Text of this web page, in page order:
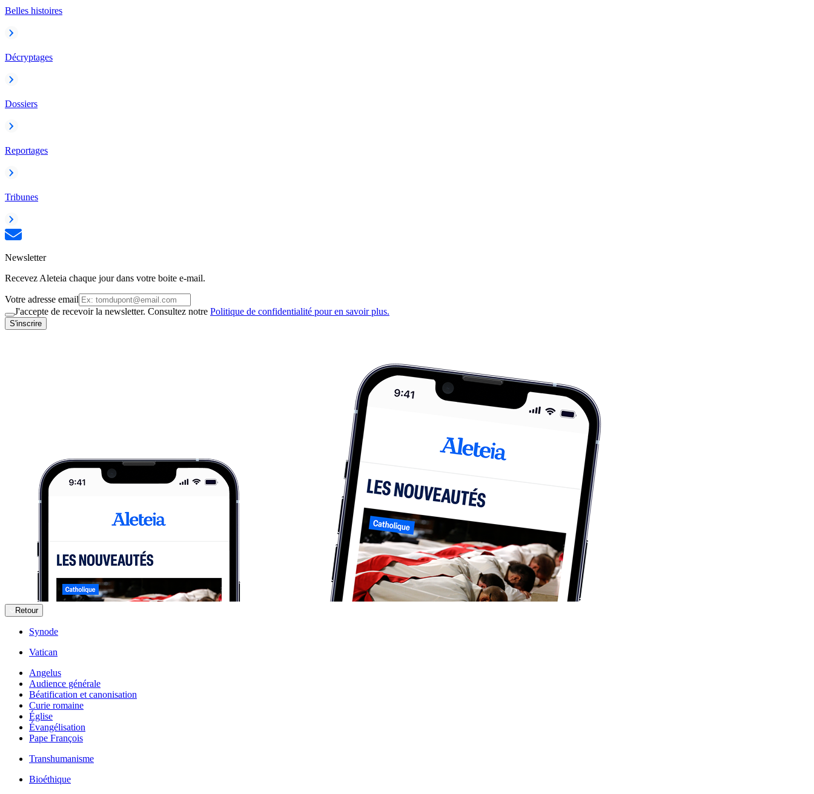
Belles histoires
Décryptages
Dossiers
Reportages
Tribunes
Newsletter
Recevez Aleteia chaque jour dans votre boite e-mail.
Votre adresse email
J'accepte de recevoir la newsletter. Consultez notre Politique de confidentialité pour en savoir plus.
S'inscrire
Retour
Synode
Vatican
Angelus
Audience générale
Béatification et canonisation
Curie romaine
Église
Évangélisation
Pape François
Transhumanisme
Bioéthique